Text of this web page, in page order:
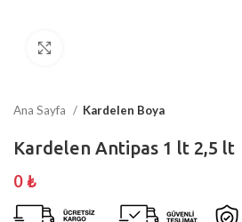
Ana Sayfa Kardelen Boya
Kardelen Antipas 1 lt 2,5 lt
0₺